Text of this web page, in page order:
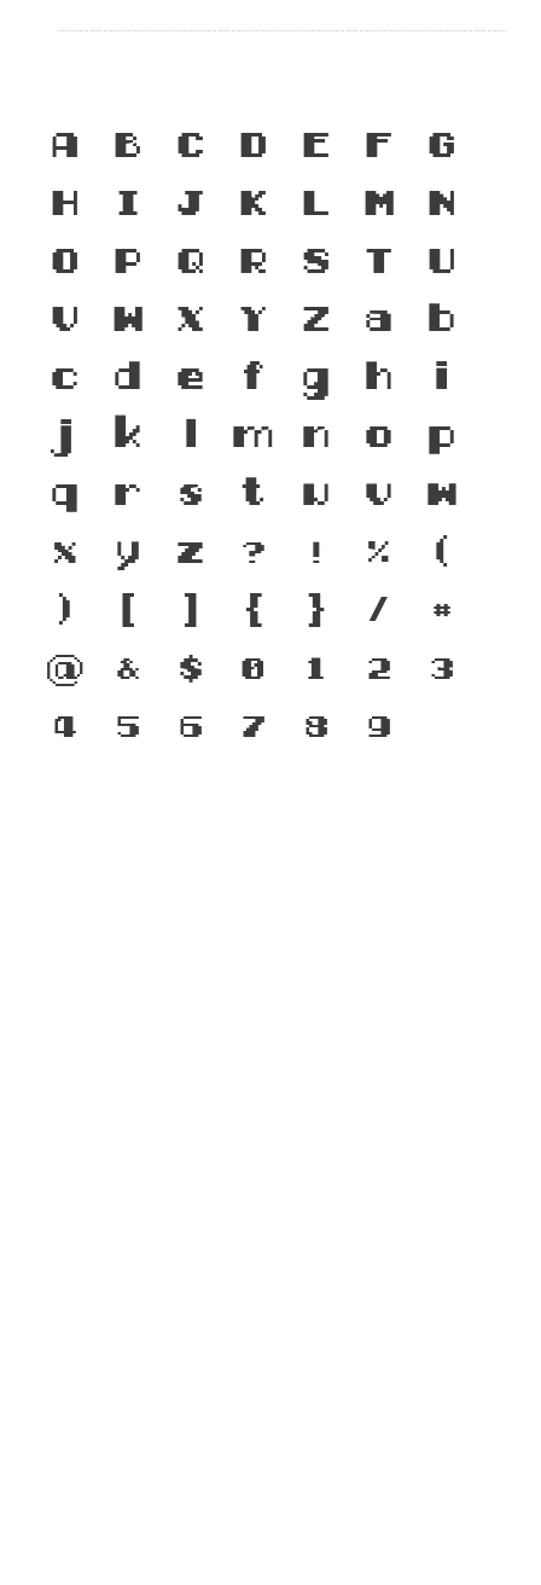
A B C D E F G
H I J K L M N
O P Q R S T U
V W X Y Z a b
c d e f g h i
j k l m n o p
q r s t u v w
x y z ? ! % (
) [ ] { } / #
@ & $ 0 1 2 3
4 5 6 7 8 9